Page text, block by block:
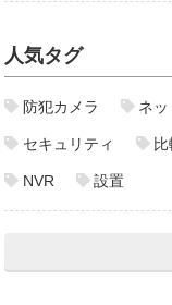
人気タグ
防犯カメラ ネ
セキュリティ
NVR 設置